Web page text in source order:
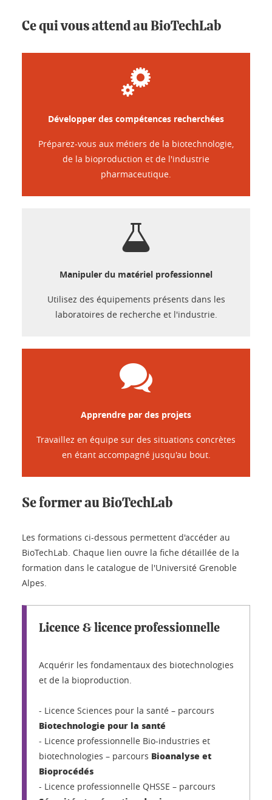
Ce qui vous attend au BioTechLab
Développer des compétences recherchées
Préparez-vous aux métiers de la biotechnologie,
de la bioproduction et de l'industrie
pharmaceutique.
Manipuler du matériel professionnel
Utilisez des équipements présents dans les
laboratoires de recherche et l'industrie.
Apprendre par des projets
Travaillez en équipe sur des situations concrètes
en étant accompagné jusqu'au bout.
Se former au BioTechLab
Les formations ci-dessous permettent d'accéder au
BioTechLab. Chaque lien ouvre la fiche détaillée de la
formation dans le catalogue de l'Université Grenoble
Alpes.
Licence & licence professionnelle
Acquérir les fondamentaux des biotechnologies
et de la bioproduction.
- Licence Sciences pour la santé – parcours
Biotechnologie pour la santé
- Licence professionnelle Bio-industries et
biotechnologies – parcours Bioanalyse et
Bioprocédés
- Licence professionnelle QHSSE – parcours